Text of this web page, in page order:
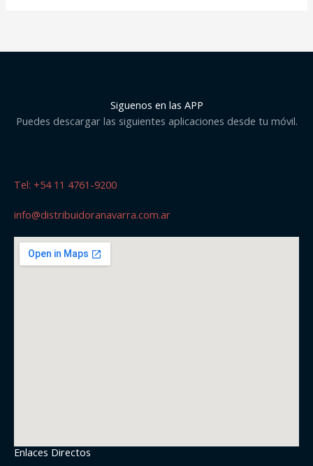
Siguenos en las APP
Puedes descargar las siguientes aplicaciones desde tu móvil.
Tel: +54 11 4761-9200
info@distribuidoranavarra.com.ar
Enlaces Directos